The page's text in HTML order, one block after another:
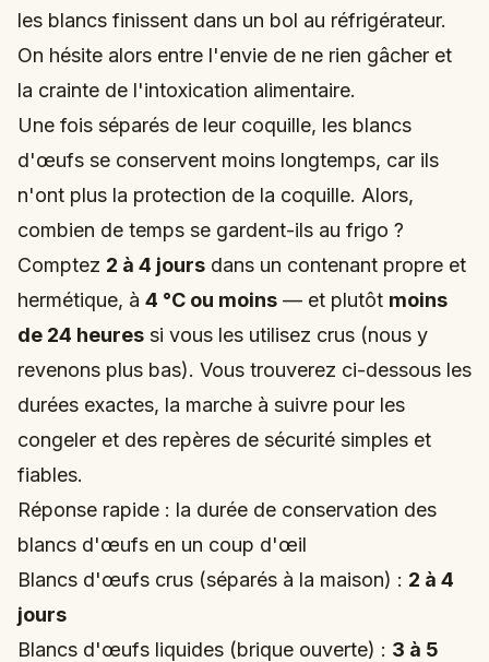
les blancs finissent dans un bol au réfrigérateur.
On hésite alors entre l'envie de ne rien gâcher et
la crainte de l'intoxication alimentaire.
Une fois séparés de leur coquille, les blancs
d'œufs se conservent moins longtemps, car ils
n'ont plus la protection de la coquille. Alors,
combien de temps se gardent-ils au frigo ?
Comptez 2 à 4 jours dans un contenant propre et
hermétique, à 4 °C ou moins — et plutôt moins
de 24 heures si vous les utilisez crus (nous y
revenons plus bas). Vous trouverez ci-dessous les
durées exactes, la marche à suivre pour les
congeler et des repères de sécurité simples et
fiables.
Réponse rapide : la durée de conservation des
blancs d'œufs en un coup d'œil
Blancs d'œufs crus (séparés à la maison) : 2 à 4
jours
Blancs d'œufs liquides (brique ouverte) : 3 à 5